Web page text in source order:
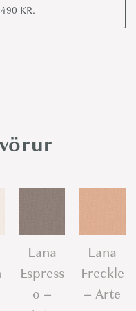
490 KR.
Lana
Espress
o –
Lana
Freckle
– Arte